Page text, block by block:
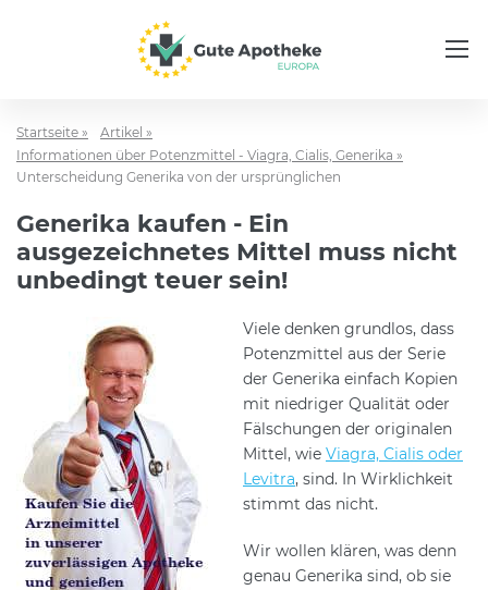
Startseite »
Artikel »
Informationen über Potenzmittel - Viagra, Cialis, Generika »
Unterscheidung Generika von der ursprünglichen
Generika kaufen - Ein
ausgezeichnetes Mittel muss nicht
unbedingt teuer sein!
Viele denken grundlos, dass
Potenzmittel aus der Serie
der Generika einfach Kopien
mit niedriger Qualität oder
Fälschungen der originalen
Mittel, wie Viagra, Cialis oder
Levitra, sind. In Wirklichkeit
stimmt das nicht.
Wir wollen klären, was denn
genau Generika sind, ob sie